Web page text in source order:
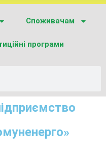
Споживачам
програми